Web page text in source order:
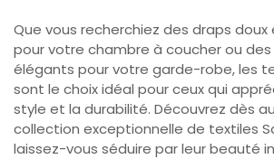
Que vous recherchiez des draps
pour votre chambre à coucher ou
élégants pour votre garde-robe, les
sont le choix idéal pour ceux qui
style et la durabilité. Découvrez dès
collection exceptionnelle de textiles
laissez-vous séduire par leur beauté